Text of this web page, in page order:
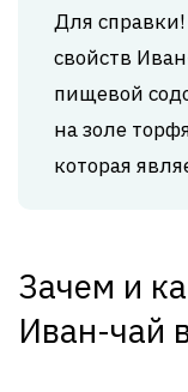
Для
свойств
пищевой
на золе
которая
Зачем и
Иван-чай